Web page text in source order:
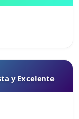
y Excelente